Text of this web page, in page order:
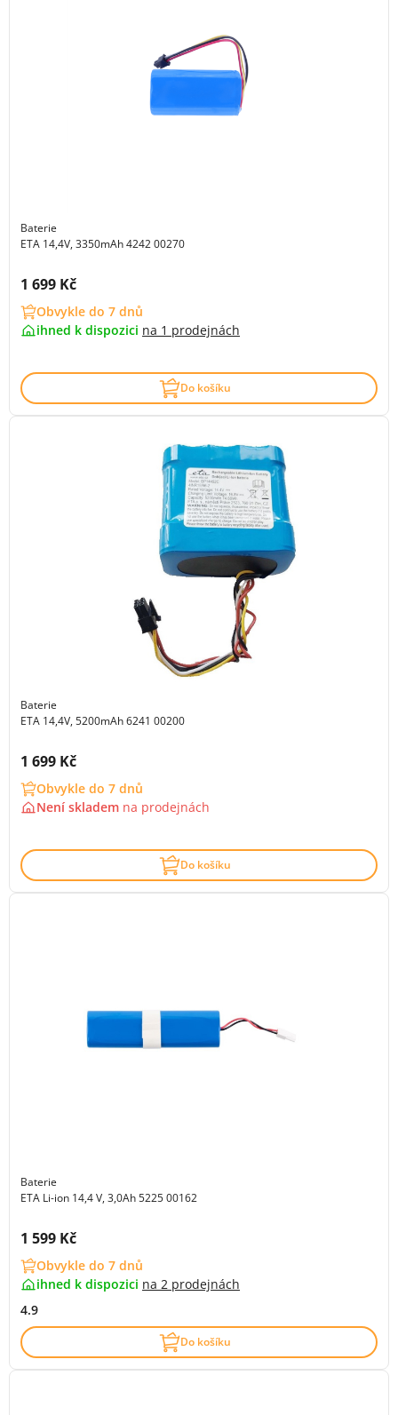
Baterie
ETA 14,4V, 3350mAh 4242 00270
Cena s DPH:
1 699 Kč
Obvykle do 7 dnů
ihned k dispozici na 1 prodejnách
Do košíku
Baterie
ETA 14,4V, 5200mAh 6241 00200
Cena s DPH:
1 699 Kč
Obvykle do 7 dnů
Není skladem na prodejnách
Do košíku
Baterie
ETA Li-ion 14,4 V, 3,0Ah 5225 00162
Cena s DPH:
1 599 Kč
Obvykle do 7 dnů
ihned k dispozici na 2 prodejnách
4.9
Do košíku